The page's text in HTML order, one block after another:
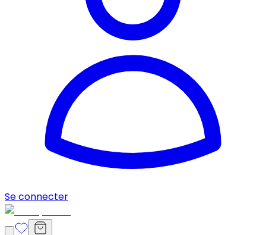
Se connecter